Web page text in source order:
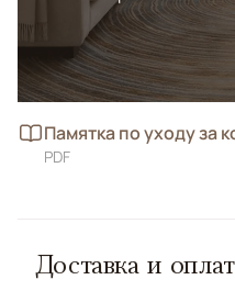
Памятка по уходу за
PDF
Доставка и